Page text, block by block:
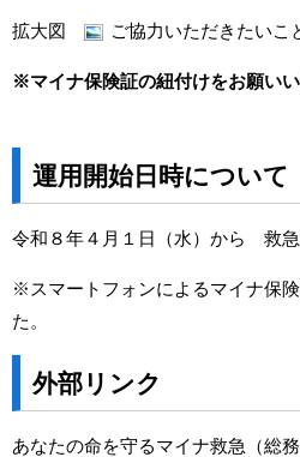
拡大図 ご協力いただきたいこ
※マイナ保険証の紐付けをお願いい
運用開始日時について
令和８年４月１日（水）から 救
※スマートフォンによるマイナ保
た。
外部リンク
あなたの命を守るマイナ救急（総